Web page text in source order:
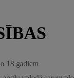
18 gadiem